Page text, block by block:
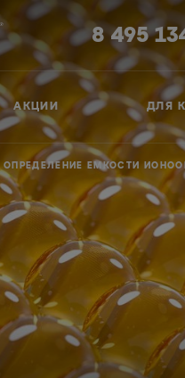
8 495
АКЦИИ ДЛЯ
ОПРЕДЕЛЕНИЕ ЕМКОСТИ